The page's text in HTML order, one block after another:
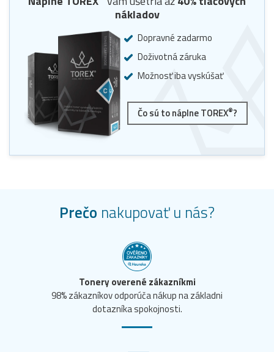
nákladov
Dopravné zadarmo
Doživotná záruka
Možnosť iba vyskúšať
Čo sú to náplne TOREX®?
Prečo nakupovať u nás?
Tonery overené zákazníkmi
98% zákazníkov odporúča nákup na základni
dotazníka spokojnosti.